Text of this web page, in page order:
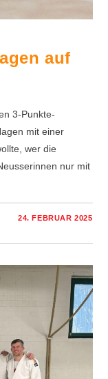
auf
3-Punkte-
mit einer
wer die
nur mit
24. FEBRUAR 2025